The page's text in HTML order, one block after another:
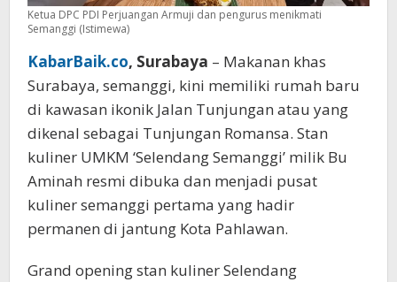
Ketua DPC PDI Perjuangan Armuji dan pengurus menikmati
Semanggi (Istimewa)
KabarBaik.co, Surabaya – Makanan khas
Surabaya, semanggi, kini memiliki rumah baru
di kawasan ikonik Jalan Tunjungan atau yang
dikenal sebagai Tunjungan Romansa. Stan
kuliner UMKM ‘Selendang Semanggi’ milik Bu
Aminah resmi dibuka dan menjadi pusat
kuliner semanggi pertama yang hadir
permanen di jantung Kota Pahlawan.
Grand opening stan kuliner Selendang